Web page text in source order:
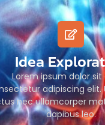
Idea
Lorem ipsum dolor
adipiscing elit.
nec ullamcorper
dapibus leo.